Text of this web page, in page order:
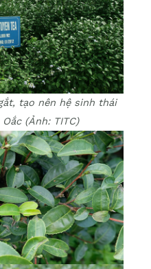
tạo nên hệ sinh thái
(Ảnh: TITC)